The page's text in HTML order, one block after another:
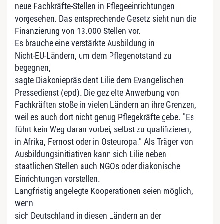
neue Fachkräfte-Stellen in Pflegeeinrichtungen
vorgesehen. Das entsprechende Gesetz sieht nun die
Finanzierung von 13.000 Stellen vor.
Es brauche eine verstärkte Ausbildung in
Nicht-EU-Ländern, um dem Pflegenotstand zu
begegnen,
sagte Diakoniepräsident Lilie dem Evangelischen
Pressedienst (epd). Die gezielte Anwerbung von
Fachkräften stoße in vielen Ländern an ihre Grenzen,
weil es auch dort nicht genug Pflegekräfte gebe. "Es
führt kein Weg daran vorbei, selbst zu qualifizieren,
in Afrika, Fernost oder in Osteuropa." Als Träger von
Ausbildungsinitiativen kann sich Lilie neben
staatlichen Stellen auch NGOs oder diakonische
Einrichtungen vorstellen.
Langfristig angelegte Kooperationen seien möglich,
wenn
sich Deutschland in diesen Ländern an der